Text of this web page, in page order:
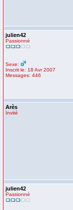
julien42
Passionné
Sexe:
Inscrit le: 18 Avr 2007
Messages: 446
Arès
Invité
julien42
Passionné